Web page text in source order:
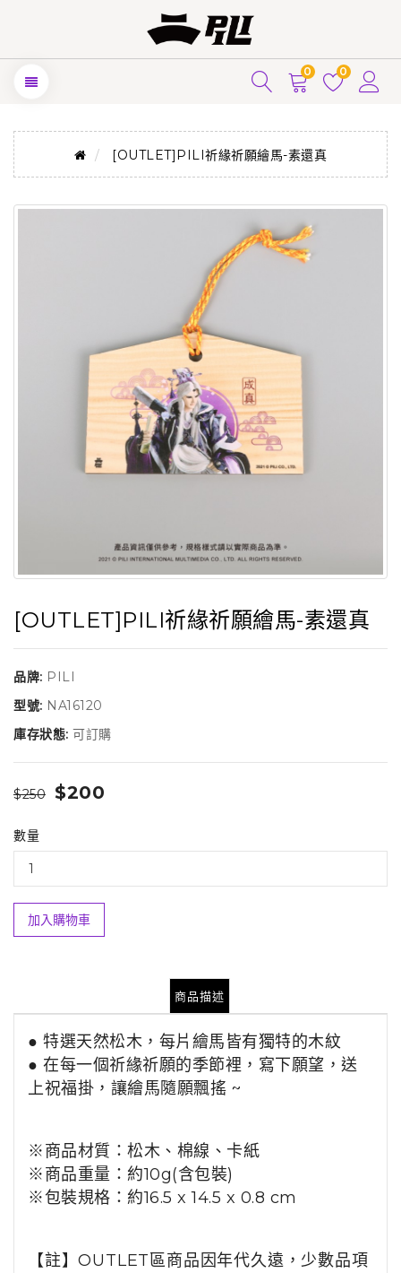
0 0
[OUTLET]PILI祈緣祈願繪馬-素還真
[OUTLET]PILI祈緣祈願繪馬-素還真
品牌: PILI
型號: NA16120
庫存狀態: 可訂購
$250 $200
數量
加入購物車
商品描述
● 特選天然松木，每片繪馬皆有獨特的木紋
● 在每一個祈緣祈願的季節裡，寫下願望，送
上祝福掛，讓繪馬隨願飄搖 ~
※商品材質：松木、棉線、卡紙
※商品重量：約10g(含包裝)
※包裝規格：約16.5 x 14.5 x 0.8 cm
【註】OUTLET區商品因年代久遠，少數品項